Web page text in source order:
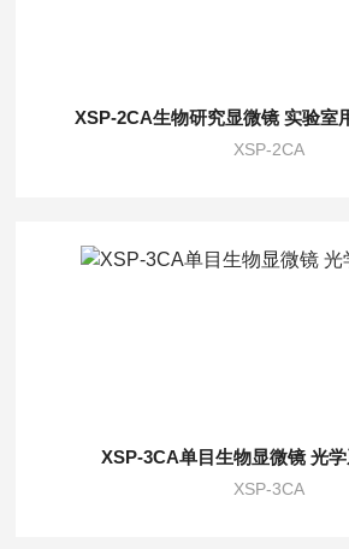
XSP-2CA生物研究显微镜 实验室
XSP-2CA
XSP-3CA单目生物显微镜 光
XSP-3CA